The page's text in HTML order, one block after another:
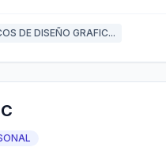
DE DISEÑO GRAFIC...